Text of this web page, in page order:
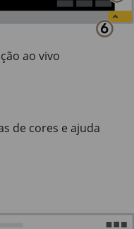
ao vivo
de cores e ajuda